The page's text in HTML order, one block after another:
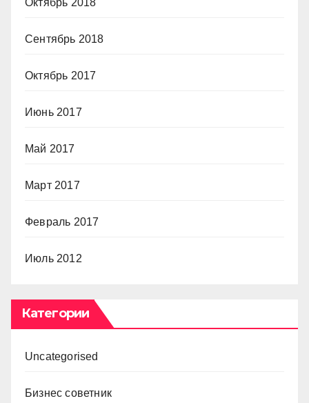
Сентябрь 2018
Октябрь 2017
Июнь 2017
Май 2017
Март 2017
Февраль 2017
Июль 2012
Категории
Uncategorised
Бизнес советник